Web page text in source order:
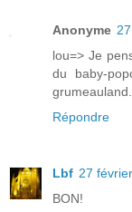
Anonyme
lou=> Je
du baby-
Répondre
Lbf 27
BON!